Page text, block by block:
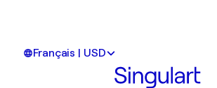
Français | USD